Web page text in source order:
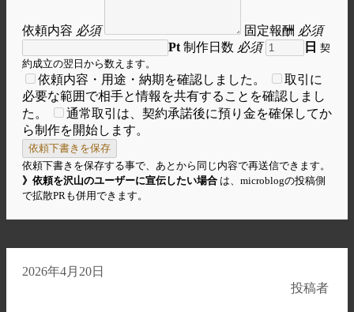
依頼内容 必須 固定報酬 必須
Pt 制作日数 必須 日 契
約成立の翌日から数えます。
依頼内容・用途・納期を確認しました。
取引に
必要な範囲で相手と情報を共有することを確認しまし
た。
通常取引は、契約承諾後に預り金を確保してか
ら制作を開始します。
依頼下書きを保存
依頼下書きを保存する事で、あとから同じ内容で再送信できます。
》依頼を沢山のユーザーに宣伝したい場合 は、microblogの投稿側
で拡散PRも併用できます。
2026年4月20日
投稿者